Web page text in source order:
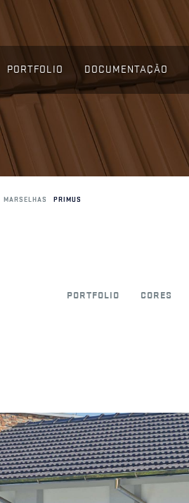
PORTFOLIO DOCUMENTAÇÃO
MARSELHAS PRIMUS
PORTFOLIO CORES